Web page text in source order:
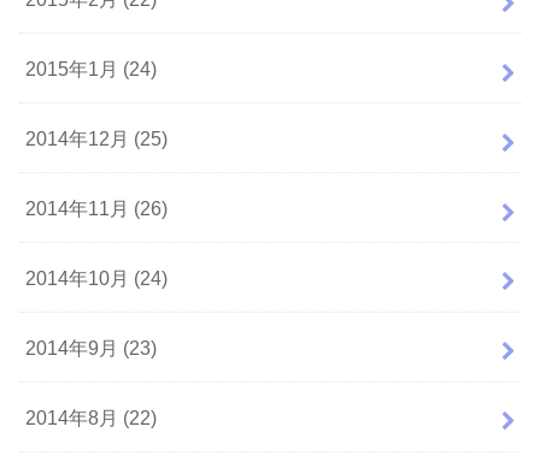
2015年1月 (24)
2014年12月 (25)
2014年11月 (26)
2014年10月 (24)
2014年9月 (23)
2014年8月 (22)